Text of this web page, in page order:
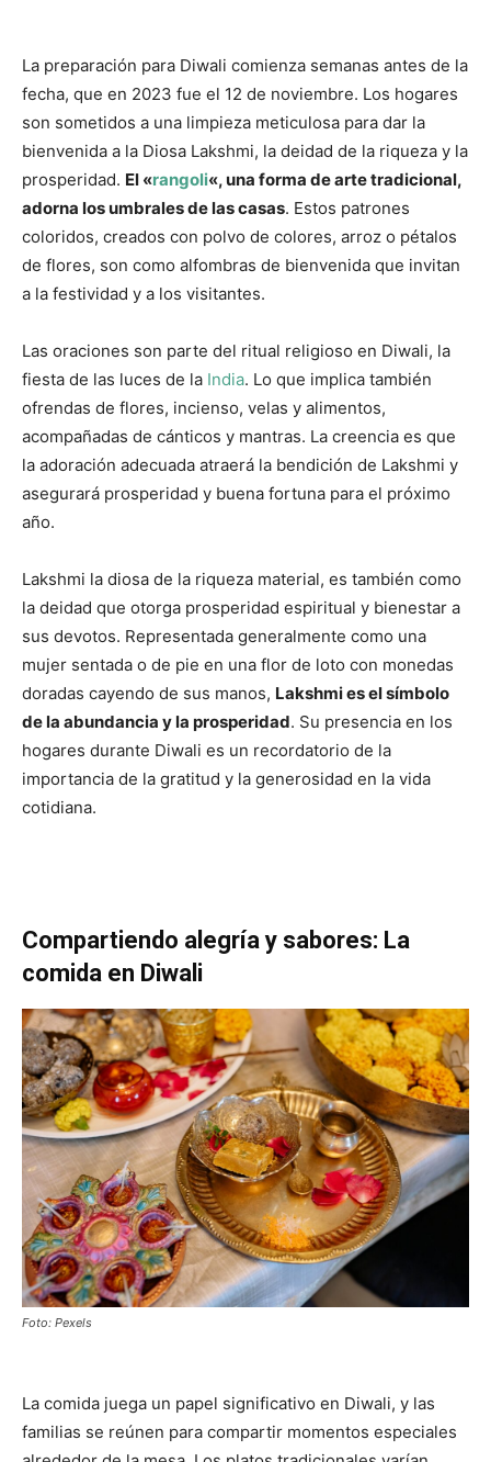
La preparación para Diwali comienza semanas antes de la
fecha, que en 2023 fue el 12 de noviembre. Los hogares
son sometidos a una limpieza meticulosa para dar la
bienvenida a la Diosa Lakshmi, la deidad de la riqueza y la
prosperidad. El «rangoli«, una forma de arte tradicional,
adorna los umbrales de las casas. Estos patrones
coloridos, creados con polvo de colores, arroz o pétalos
de flores, son como alfombras de bienvenida que invitan
a la festividad y a los visitantes.
Las oraciones son parte del ritual religioso en Diwali, la
fiesta de las luces de la India. Lo que implica también
ofrendas de flores, incienso, velas y alimentos,
acompañadas de cánticos y mantras. La creencia es que
la adoración adecuada atraerá la bendición de Lakshmi y
asegurará prosperidad y buena fortuna para el próximo
año.
Lakshmi la diosa de la riqueza material, es también como
la deidad que otorga prosperidad espiritual y bienestar a
sus devotos. Representada generalmente como una
mujer sentada o de pie en una flor de loto con monedas
doradas cayendo de sus manos, Lakshmi es el símbolo
de la abundancia y la prosperidad. Su presencia en los
hogares durante Diwali es un recordatorio de la
importancia de la gratitud y la generosidad en la vida
cotidiana.
Compartiendo alegría y sabores: La
comida en Diwali
Foto: Pexels
La comida juega un papel significativo en Diwali, y las
familias se reúnen para compartir momentos especiales